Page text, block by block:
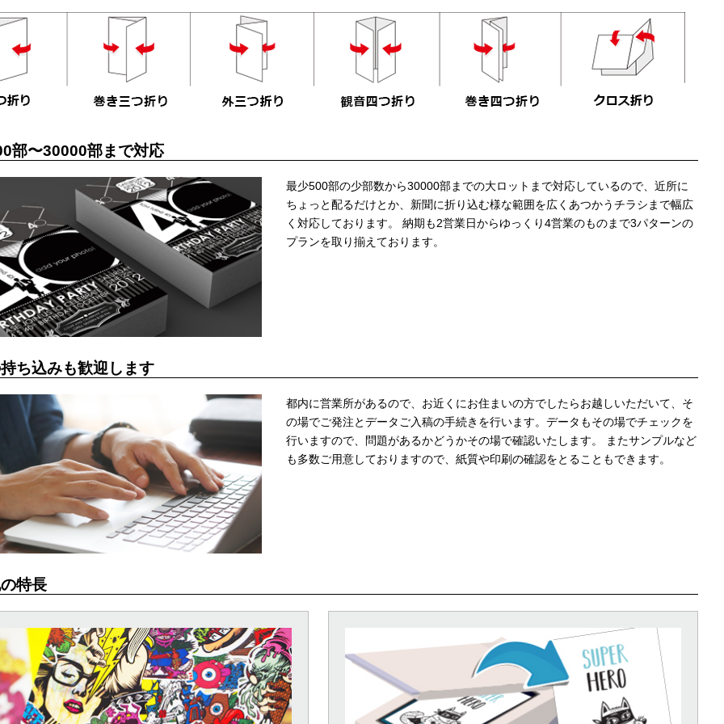
部〜30000部まで対応
最少500部の少部数から30000部までの大ロットまで対応しているので、近所に
ちょっと配るだけとか、新聞に折り込む様な範囲を広くあつかうチラシまで幅広
く対応しております。 納期も2営業日からゆっくり4営業のものまで3パターンの
プランを取り揃えております。
ち込みも歓迎します
都内に営業所があるので、お近くにお住まいの方でしたらお越しいただいて、そ
の場でご発注とデータご入稿の手続きを行います。データもその場でチェックを
行いますので、問題があるかどうかその場で確認いたします。 またサンプルなど
も多数ご用意しておりますので、紙質や印刷の確認をとることもできます。
特長